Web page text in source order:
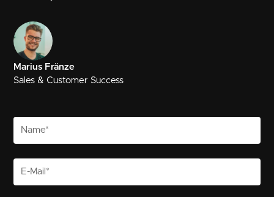
Marius Fränze
Sales & Customer Success